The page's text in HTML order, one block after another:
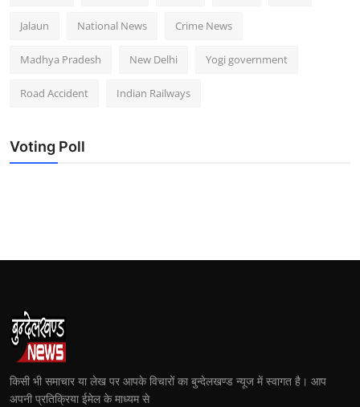
Jalaun National News Crime News
Madhya Pradesh New Delhi Yogi government
Road Accident Indian Railways
Voting Poll
किसी भी समाचार या लेख पर आपके विचारों का बुन्देलखण्ड न्यूज में स्वागत है। आप
अपनी प्रतिक्रिया ईमेल के माध्यम से